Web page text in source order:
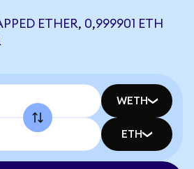
ETHER, 0,999901 ETH
WETH
ETH